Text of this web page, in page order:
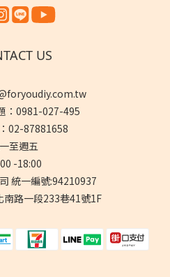
US
：0981-027-495
02-87881658
至週五
-18:00
統一編號:94210937
南路一段233巷41號1F